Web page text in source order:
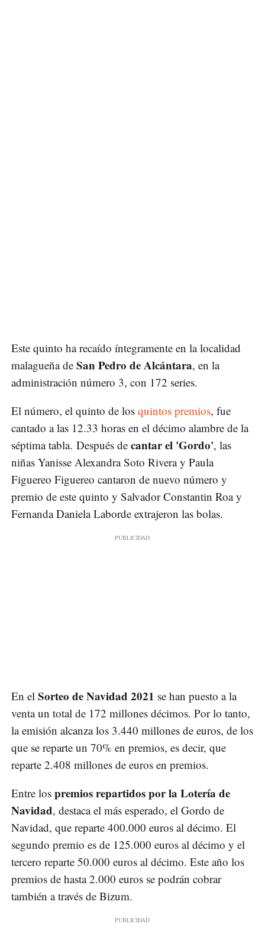
Este quinto ha recaído íntegramente en la localidad
malagueña de San Pedro de Alcántara, en la
administración número 3, con 172 series.
El número, el quinto de los quintos premios, fue
cantado a las 12.33 horas en el décimo alambre de la
séptima tabla. Después de cantar el 'Gordo', las
niñas Yanisse Alexandra Soto Rivera y Paula
Figuereo Figuereo cantaron de nuevo número y
premio de este quinto y Salvador Constantin Roa y
Fernanda Daniela Laborde extrajeron las bolas.
En el Sorteo de Navidad 2021 se han puesto a la
venta un total de 172 millones décimos. Por lo tanto,
la emisión alcanza los 3.440 millones de euros, de los
que se reparte un 70% en premios, es decir, que
reparte 2.408 millones de euros en premios.
Entre los premios repartidos por la Lotería de
Navidad, destaca el más esperado, el Gordo de
Navidad, que reparte 400.000 euros al décimo. El
segundo premio es de 125.000 euros al décimo y el
tercero reparte 50.000 euros al décimo. Este año los
premios de hasta 2.000 euros se podrán cobrar
también a través de Bizum.